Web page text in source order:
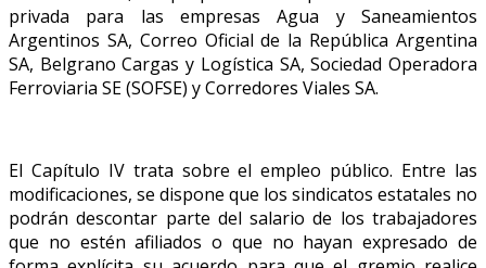
privada para las empresas Agua y Saneamientos
Argentinos SA, Correo Oficial de la República Argentina
SA, Belgrano Cargas y Logística SA, Sociedad Operadora
Ferroviaria SE (SOFSE) y Corredores Viales SA.
El Capítulo IV trata sobre el empleo público. Entre las
modificaciones, se dispone que los sindicatos estatales no
podrán descontar parte del salario de los trabajadores
que no estén afiliados o que no hayan expresado de